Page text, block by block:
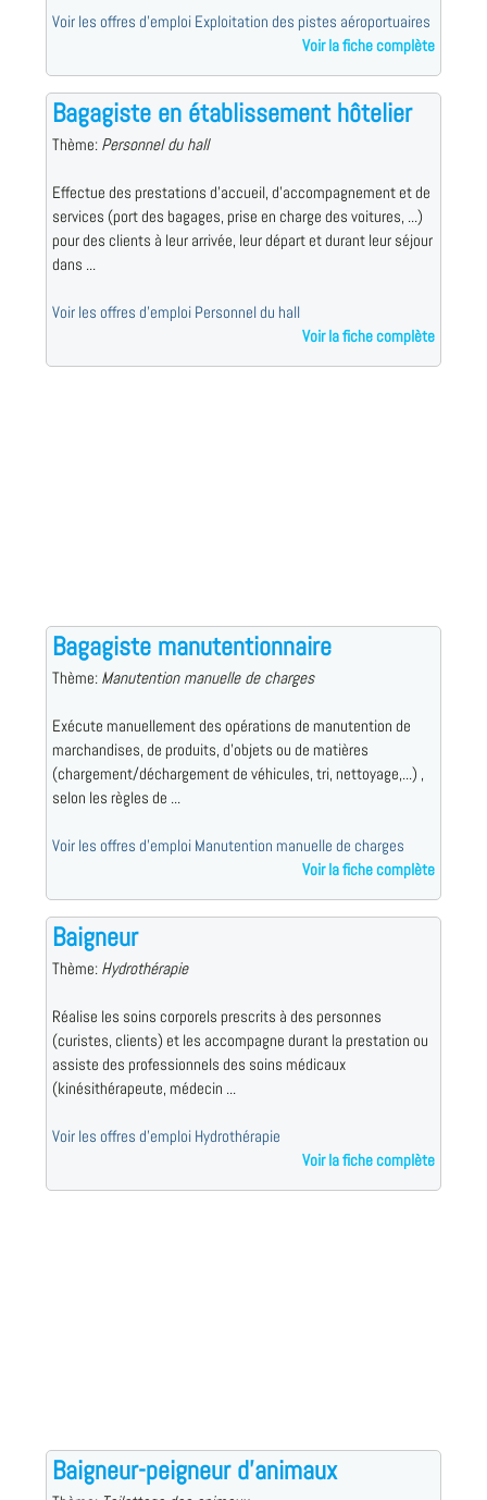
Voir les offres d'emploi Exploitation des pistes aéroportuaires
Voir la fiche complète
Bagagiste en établissement hôtelier
Thème: Personnel du hall
Effectue des prestations d'accueil, d'accompagnement et de
services (port des bagages, prise en charge des voitures, ...)
pour des clients à leur arrivée, leur départ et durant leur séjour
dans ...
Voir les offres d'emploi Personnel du hall
Voir la fiche complète
Bagagiste manutentionnaire
Thème: Manutention manuelle de charges
Exécute manuellement des opérations de manutention de
marchandises, de produits, d'objets ou de matières
(chargement/déchargement de véhicules, tri, nettoyage,...) ,
selon les règles de ...
Voir les offres d'emploi Manutention manuelle de charges
Voir la fiche complète
Baigneur
Thème: Hydrothérapie
Réalise les soins corporels prescrits à des personnes
(curistes, clients) et les accompagne durant la prestation ou
assiste des professionnels des soins médicaux
(kinésithérapeute, médecin ...
Voir les offres d'emploi Hydrothérapie
Voir la fiche complète
Baigneur-peigneur d'animaux